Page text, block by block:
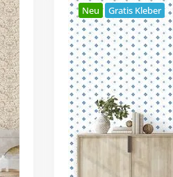
Neu Gratis Kleber